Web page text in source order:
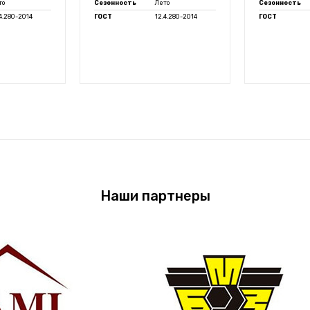
2014
Сезонность
Лето
ГОСТ
12.4.280-2014
Сезонность
ГОСТ
Наши партнеры